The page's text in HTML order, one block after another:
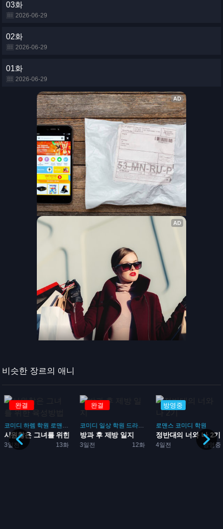
03화
2026-06-29
02화
2026-06-29
01화
2026-06-29
비슷한 장르의 애니
성방...
완결
코미디 하렘 학원 로맨스 게임
3일전 13화
시원찮은 그녀를 위한 육성방...
완결
코미디 일상 학원 드라마 부활동
3일전 12화
방과 후 제방 일지
방영중
로맨스 코미디 학원
4일전 방영중
정반대의 너와 나 2기